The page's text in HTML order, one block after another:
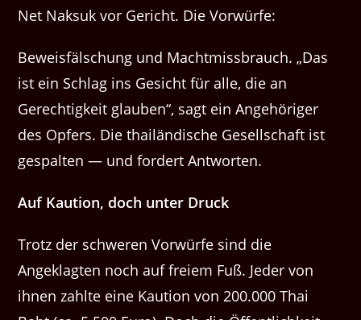
Net Naksuk vor Gericht. Die Vorwürfe:
Bewe­is­fälschung und Macht­miss­brauch. ​„Das
ist ein Schlag ins Gesicht für alle, die an
Gerechtigkeit glauben“, sagt ein Ange­höriger
des Opfers. Die thailändis­che Gesellschaft ist
ges­pal­ten — und fordert Antworten.
Auf Kau­tion, doch unter Druck
Trotz der schw­eren Vor­würfe sind die
Angeklagten noch auf freiem Fuß. Jed­er von
ihnen zahlte eine Kau­tion von 200.000 Thai